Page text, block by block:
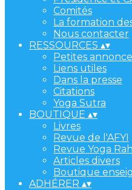
Comités
La formation
Nous contacter
RESSOURCES ▴▾
Petites
Liens utiles
Dans la presse
Citations
Yoga Sutra
BOUTIQUE ▴▾
Livres
Revue de l'AFYI
Revue Yoga
Articles divers
Boutique
ADHÉRER ▴▾